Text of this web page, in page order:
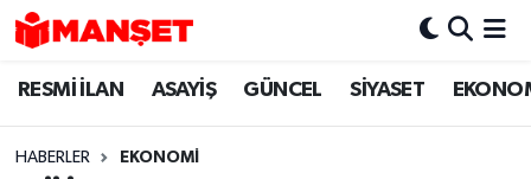
RESMİ İLAN ASAYİŞ GÜNCEL SİYASET
HABERLER EKONOMİ
Hava Durumu
Trafik Durumu